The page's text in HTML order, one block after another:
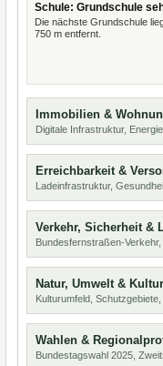
Schule: Grundschule
Die nächste Grundschule
750 m entfernt.
Immobilien &
Digitale Infrastruktur,
Erreichbarkeit &
Ladeinfrastruktur,
Verkehr, Sicherheit &
Bundesfernstraßen-
Natur, Umwelt & Kultur
Kulturumfeld,
Wahlen &
Bundestagswahl 2025,